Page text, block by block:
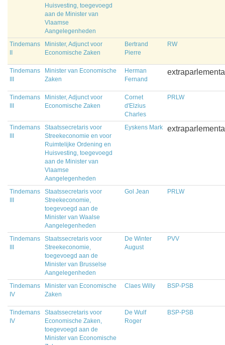
Huisvesting, toegevoegd
aan de Minister van
Vlaamse
Aangelegenheden
Tindemans
Minister, Adjunct voor
Economische Zaken
Bertrand
Pierre
RW
Tindemans
Minister van Economische
Zaken
Herman
Fernand
Tindemans
Minister, Adjunct voor
Economische Zaken
Cornet
d'Elzius
Charles
PRLW
Tindemans
Staatssecretaris voor
Streekeconomie en voor
Ruimtelijke Ordening en
Huisvesting, toegevoegd
aan de Minister van
Vlaamse
Aangelegenheden
Eyskens Mark
Tindemans
Staatssecretaris voor
Streekeconomie,
toegevoegd aan de
Minister van Waalse
Aangelegenheden
Gol Jean PRLW
Tindemans
Staatssecretaris voor
Streekeconomie,
toegevoegd aan de
Minister van Brusselse
Aangelegenheden
De Winter
August
PVV
Tindemans
IV
Minister van Economische
Zaken
Claes Willy BSP-PSB
Tindemans
IV
Staatssecretaris voor
Economische Zaken,
toegevoegd aan de
Minister van Economische
De Wulf
Roger
BSP-PSB